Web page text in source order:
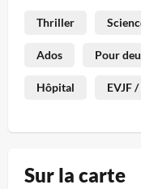
Thriller
Ados Pour
Hôpital EVJF
Sur la carte